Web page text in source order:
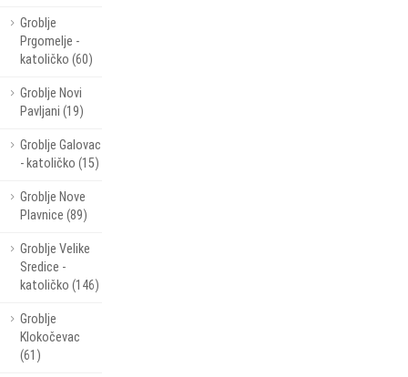
Groblje
Prgomelje -
katoličko (60)
Groblje Novi
Pavljani (19)
Groblje Galovac
- katoličko (15)
Groblje Nove
Plavnice (89)
Groblje Velike
Sredice -
katoličko (146)
Groblje
Klokočevac
(61)